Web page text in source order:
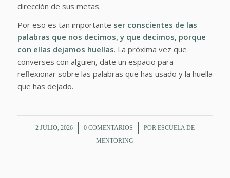
dirección de sus metas.
Por eso es tan importante ser conscientes de las
palabras que nos decimos, y que decimos, porque
con ellas dejamos huellas. La próxima vez que
converses con alguien, date un espacio para
reflexionar sobre las palabras que has usado y la huella
que has dejado.
2 JULIO, 2026
/ 0 COMENTARIOS
/ POR ESCUELA DE
MENTORING